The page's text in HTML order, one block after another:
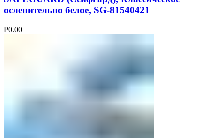
ослепительно белое, SG-81540421
Р0.00